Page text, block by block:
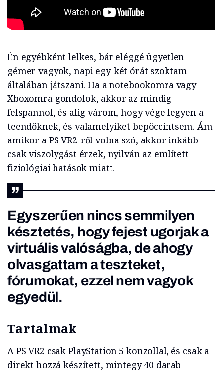
Én egyébként lelkes, bár eléggé ügyetlen
gémer vagyok, napi egy-két órát szoktam
általában játszani. Ha a notebookomra vagy
Xboxomra gondolok, akkor az mindig
felspannol, és alig várom, hogy vége legyen a
teendőknek, és valamelyiket bepöccintsem. Ám
amikor a PS VR2-ről volna szó, akkor inkább
csak viszolygást érzek, nyilván az említett
fiziológiai hatások miatt.
Egyszerűen nincs semmilyen
késztetés, hogy fejest ugorjak a
virtuális valóságba, de ahogy
olvasgattam a teszteket,
fórumokat, ezzel nem vagyok
egyedül.
Tartalmak
A PS VR2 csak PlayStation 5 konzollal, és csak a
direkt hozzá készített, mintegy 40 darab